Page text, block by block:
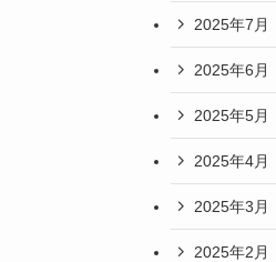
2025年7月
2025年6月
2025年5月
2025年4月
2025年3月
2025年2月